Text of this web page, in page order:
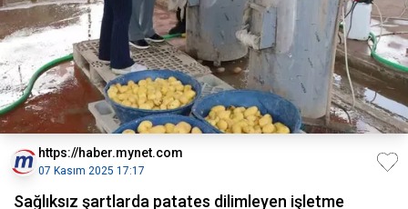
https://haber.mynet.com
07 Kasım 2025 17:17
Sağlıksız şartlarda patates dilimleyen işletme